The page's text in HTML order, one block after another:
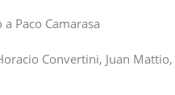
Paco Camarasa
Convertini, Juan